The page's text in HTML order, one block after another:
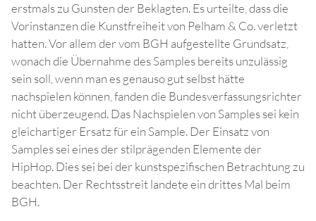
erstmals zu Gunsten der Beklagten. Es urteilte, dass die
Vorinstanzen die Kunstfreiheit von Pelham & Co. verletzt
hatten. Vor allem der vom BGH aufgestellte Grundsatz,
wonach die Übernahme des Samples bereits unzulässig
sein soll, wenn man es genauso gut selbst hätte
nachspielen können, fanden die Bundesverfassungsrichter
nicht überzeugend. Das Nachspielen von Samples sei kein
gleichartiger Ersatz für ein Sample. Der Einsatz von
Samples sei eines der stilprägenden Elemente der
HipHop. Dies sei bei der kunstspezifischen Betrachtung zu
beachten. Der Rechtsstreit landete ein drittes Mal beim
BGH.